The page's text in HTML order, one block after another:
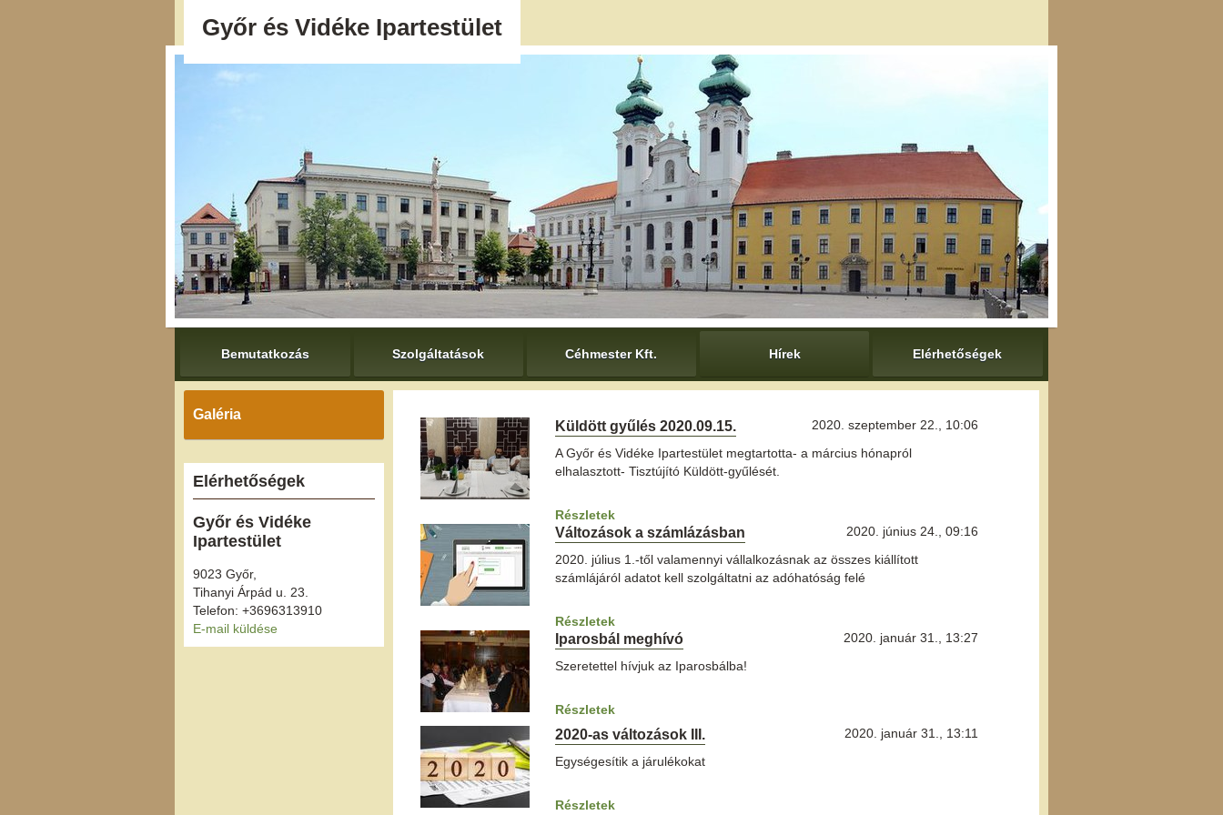
Győr és Vidéke Ipartestület
Bemutatkozás Szolgáltatások Céhmester Kft. Hírek Elérhetőségek
Galéria
Elérhetőségek
Győr és Vidéke
Ipartestület
9023 Győr,
Tihanyi Árpád u. 23.
Telefon: +3696313910
E-mail küldése
2020. szeptember 22., 10:06
Küldött gyűlés 2020.09.15.
A Győr és Vidéke Ipartestület megtartotta- a március hónapról
elhalasztott- Tisztújító Küldött-gyűlését.
Részletek
2020. június 24., 09:16
Változások a számlázásban
2020. július 1.-től valamennyi vállalkozásnak az összes kiállított
számlájáról adatot kell szolgáltatni az adóhatóság felé
Részletek
2020. január 31., 13:27
Iparosbál meghívó
Szeretettel hívjuk az Iparosbálba!
Részletek
2020. január 31., 13:11
2020-as változások III.
Egységesítik a járulékokat
Részletek